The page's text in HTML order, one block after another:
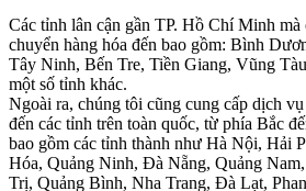
Các tỉnh lân cận gần TP. Hồ Chí Minh mà
chuyển hàng hóa đến bao gồm: Bình
Tây Ninh, Bến Tre, Tiền Giang, Vũng
một số tỉnh khác.
Ngoài ra, chúng tôi cũng cung cấp dịch
đến các tỉnh trên toàn quốc, từ phía Bắc
bao gồm các tỉnh thành như Hà Nội, Hải
Hóa, Quảng Ninh, Đà Nẵng, Quảng
Trị, Quảng Bình, Nha Trang, Đà Lạt,